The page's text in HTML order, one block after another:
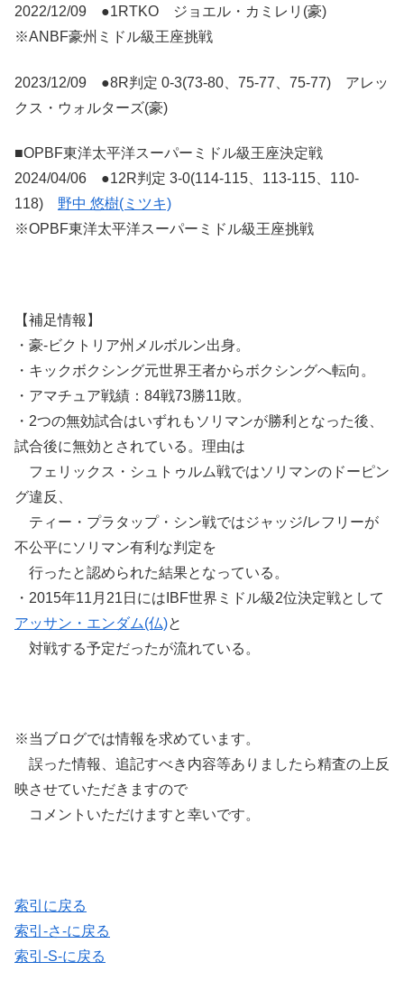
2022/12/09 ●1RTKO ジョエル・カミレリ(豪)
※ANBF豪州ミドル級王座挑戦
2023/12/09 ●8R判定 0-3(73-80、75-77、75-77) アレッ
クス・ウォルターズ(豪)
■OPBF東洋太平洋スーパーミドル級王座決定戦
2024/04/06 ●12R判定 3-0(114-115、113-115、110-
118) 野中 悠樹(ミツキ)
※OPBF東洋太平洋スーパーミドル級王座挑戦
【補足情報】
・豪-ビクトリア州メルボルン出身。
・キックボクシング元世界王者からボクシングへ転向。
・アマチュア戦績：84戦73勝11敗。
・2つの無効試合はいずれもソリマンが勝利となった後、
試合後に無効とされている。理由は
フェリックス・シュトゥルム戦ではソリマンのドーピン
グ違反、
ティー・プラタップ・シン戦ではジャッジ/レフリーが
不公平にソリマン有利な判定を
行ったと認められた結果となっている。
・2015年11月21日にはIBF世界ミドル級2位決定戦として
アッサン・エンダム(仏)と
対戦する予定だったが流れている。
※当ブログでは情報を求めています。
誤った情報、追記すべき内容等ありましたら精査の上反
映させていただきますので
コメントいただけますと幸いです。
索引に戻る
索引-さ-に戻る
索引-S-に戻る